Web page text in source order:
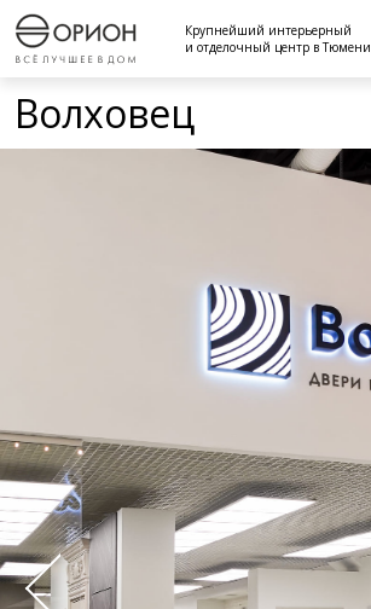
Крупнейший интерьерный
и отделочный центр в Тюмени
Волховец